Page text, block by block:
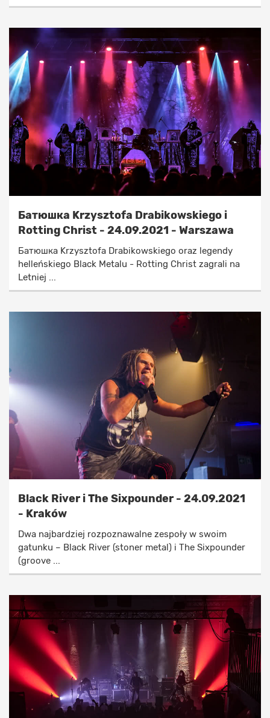
Батюшка Krzysztofa Drabikowskiego i
Rotting Christ - 24.09.2021 - Warszawa
Батюшка Krzysztofa Drabikowskiego oraz legendy
helleńskiego Black Metalu - Rotting Christ zagrali na
Letniej ...
Black River i The Sixpounder - 24.09.2021
- Kraków
Dwa najbardziej rozpoznawalne zespoły w swoim
gatunku – Black River (stoner metal) i The Sixpounder
(groove ...